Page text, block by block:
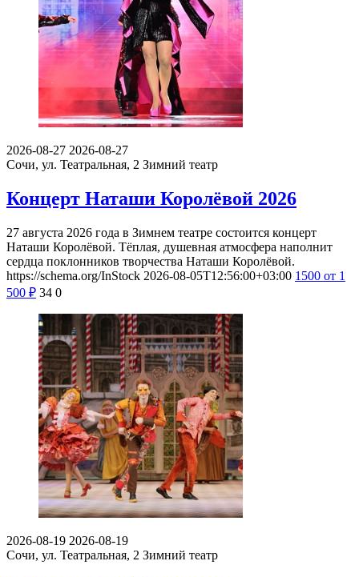
2026-08-27 2026-08-27
Сочи, ул. Театральная, 2 Зимний театр
Концерт Наташи Королёвой 2026
27 августа 2026 года в Зимнем театре состоится концерт
Наташи Королёвой. Тёплая, душевная атмосфера наполнит
сердца поклонников творчества Наташи Королёвой.
https://schema.org/InStock 2026-08-05T12:56:00+03:00 1500 от 1
500 ₽ 34 0
2026-08-19 2026-08-19
Сочи, ул. Театральная, 2 Зимний театр